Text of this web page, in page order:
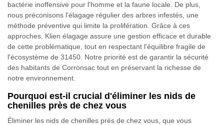
bactérie inoffensive pour l'homme et la faune locale. De plus,
nous préconisons l'élagage régulier des arbres infestés, une
méthode préventive qui limite la prolifération. Grâce à ces
approches, Klien élagage assure une gestion efficace et durable
de cette problématique, tout en respectant l'équilibre fragile de
l'écosystème de 31450. Notre priorité est de garantir la sécurité
des habitants de Corronsac tout en préservant la richesse de
notre environnement.
Pourquoi est-il crucial d'éliminer les nids de
chenilles près de chez vous
Éliminer les nids de chenilles près de chez vous, que vous